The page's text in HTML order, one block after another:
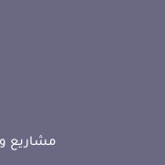
مشاريع و